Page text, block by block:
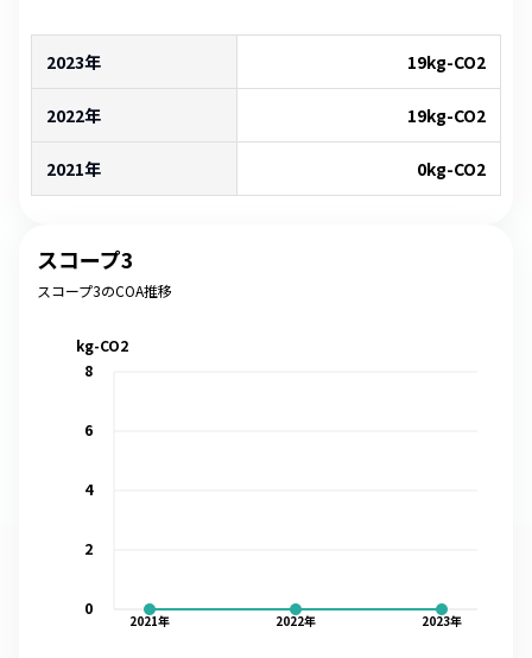
2023年 19kg-CO2
2022年 19kg-CO2
2021年 0kg-CO2
スコープ3
スコープ3のCOA推移
2021年 2022年 2023年
0
2
4
6
8
kg-CO2